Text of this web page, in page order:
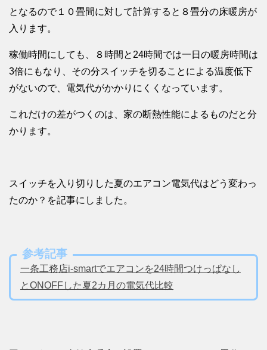
となるので１０畳間に対して計算すると８畳分の床暖房が
入ります。
稼働時間にしても、８時間と24時間では一日の暖房時間は
3倍にもなり、その分スイッチを切ることによる温度低下
がないので、電気代がかかりにくくなっています。
これだけの差がつくのは、家の断熱性能によるものだと分
かります。
スイッチを入り切りした夏のエアコン電気代はどう変わっ
たのか？を記事にしました。
参考記事
一条工務店i-smartでエアコンを24時間つけっぱなし
とONOFFした夏2カ月の電気代比較